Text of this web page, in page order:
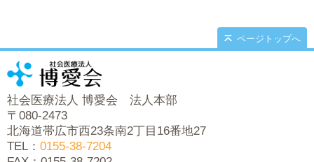
ページトップへ
社会医療法人 博愛会 法人本部
〒080-2473
北海道帯広市西23条南2丁目16番地27
TEL： 0155-38-7204